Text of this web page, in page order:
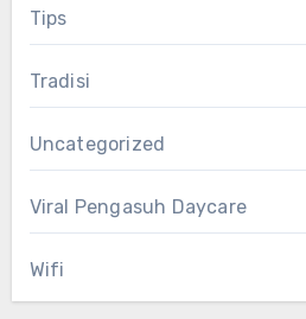
Tips
Tradisi
Uncategorized
Viral Pengasuh Daycare
Wifi